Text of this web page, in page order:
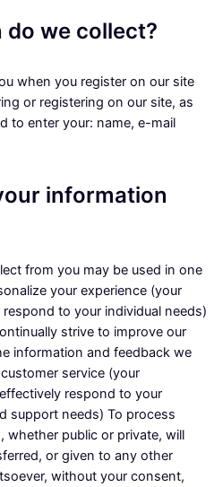
we collect?
when you register on our site
or registering on our site, as
to enter your: name, e-mail
information
from you may be used in one
your experience (your
to your individual needs)
strive to improve our
information and feedback we
service (your
respond to your
support needs) To process
whether public or private, will
or given to any other
without your consent,